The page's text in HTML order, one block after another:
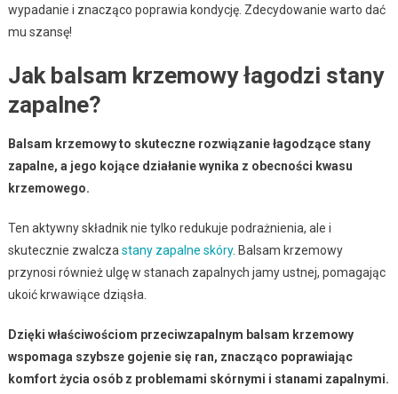
wypadanie i znacząco poprawia kondycję. Zdecydowanie warto dać
mu szansę!
Jak balsam krzemowy łagodzi stany
zapalne?
Balsam krzemowy to skuteczne rozwiązanie łagodzące stany
zapalne, a jego kojące działanie wynika z obecności kwasu
krzemowego.
Ten aktywny składnik nie tylko redukuje podrażnienia, ale i
skutecznie zwalcza stany zapalne skóry. Balsam krzemowy
przynosi również ulgę w stanach zapalnych jamy ustnej, pomagając
ukoić krwawiące dziąsła.
Dzięki właściwościom przeciwzapalnym balsam krzemowy
wspomaga szybsze gojenie się ran, znacząco poprawiając
komfort życia osób z problemami skórnymi i stanami zapalnymi.